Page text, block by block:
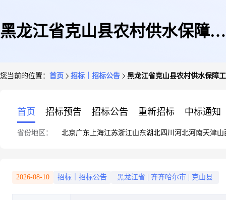
黑龙江省克山县农村供水保障工
您当前的位置： 首页 招标｜招标公告 黑龙江省克山县农村供水保障
首页 招标预告 招标公告 重新招标 中标通知
省份地区： 北京广东 上海江苏浙江山东湖北四川 河北河南天津山
2026-08-10 招标｜招标公告 黑龙江省 齐齐哈尔市 克山县